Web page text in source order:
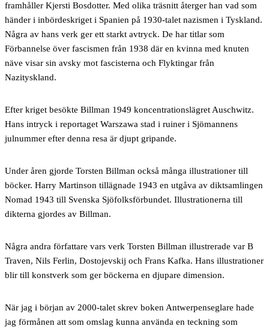
framhåller Kjersti Bosdotter. Med olika träsnitt återger han vad som
händer i inbördeskriget i Spanien på 1930-talet nazismen i Tyskland.
Några av hans verk ger ett starkt avtryck. De har titlar som
Förbannelse över fascismen från 1938 där en kvinna med knuten
näve visar sin avsky mot fascisterna och Flyktingar från
Nazityskland.
Efter kriget besökte Billman 1949 koncentrationslägret Auschwitz.
Hans intryck i reportaget Warszawa stad i ruiner i Sjömannens
julnummer efter denna resa är djupt gripande.
Under åren gjorde Torsten Billman också många illustrationer till
böcker. Harry Martinson tillägnade 1943 en utgåva av diktsamlingen
Nomad 1943 till Svenska Sjöfolksförbundet. Illustrationerna till
dikterna gjordes av Billman.
Några andra författare vars verk Torsten Billman illustrerade var B
Traven, Nils Ferlin, Dostojevskij och Frans Kafka. Hans illustrationer
blir till konstverk som ger böckerna en djupare dimension.
När jag i början av 2000-talet skrev boken Antwerpenseglare hade
jag förmånen att som omslag kunna använda en teckning som